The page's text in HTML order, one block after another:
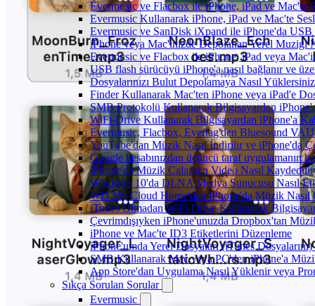
Evermusic ve Flacbox ile iPhone, iPad ve Mac'te
Evermusic Kullanarak iPhone, iPad ve Mac'te
Evermusic ve SanDisk iXpand ile iPhone'da USB
iPhone veya Mac'inizde Depolanan Yerel Muzigi
Evermusic ve Flacbox ile iPhone, iPad veya
USB flash sürücüyü iPhone'a nasıl bağlanır ve
Dosyalarınızı Bulut Depolamaya Nasıl
Finder Kullanarak Mac'ten iPhone veya iPad'e
SMB Protokolü Kullanarak Bilgisayardan
WiFi-Drive Kullanarak Bilgisayardan iPhone'a
Evermusic, Flacbox, Evertag'den Bluesound
YouTube'dan Müzik Nasıl İndirilir ve iPhone'da
Google hesabınızdan üçüncü taraf uygulamanın
iPhone'da Müzik Çalarken Video Nasıl Kaydedilir
Windows 10'da DLNA Medya Sunucusu Nasıl
WD My Cloud Home'dan iPhone'da Müzik Nasıl
iTunes Olmadan WiFi-Drive Kullanarak
Çevrimdışıyken iPhone'unuzda Dropbox'tan
iPhone ve Mac'te ID3 Etiketlerini Düzenleme
iPhone'umda Yerel Dosyaları (iTunes Dosyalarını)
SMB Kullanarak Mac veya PC'den iPhone'a
App Store'dan Uygulama Nasıl Yüklenir veya
Sıkça Sorulan Sorular
Evermusic